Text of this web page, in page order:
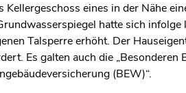
Kellergeschoss eines in der Nähe
hatte sich
Talsperre erhöht. Der
Es galten auch die
(BEW)“.